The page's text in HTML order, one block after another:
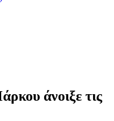
άνοιξε τις